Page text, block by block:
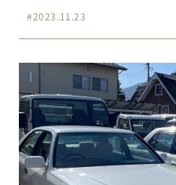
#2023.11.23